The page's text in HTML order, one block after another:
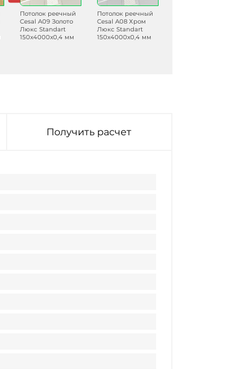
Потолок реечный
Cesal A09 Золото
Люкс Standart
150х4000х0,4 мм
Потолок реечный
Cesal A08 Хром
Люкс Standart
150х4000х0,4 мм
Получить расчет